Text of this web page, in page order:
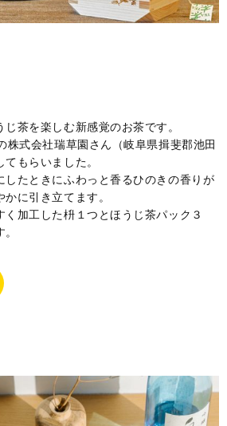
茶を楽しむ新感覚のお茶です。
株式会社瑞草園さん（岐阜県揖斐郡池田
もらいました。
したときにふわっと香るひのきの香りが
に引き立てます。
加工した枡１つとほうじ茶パック３